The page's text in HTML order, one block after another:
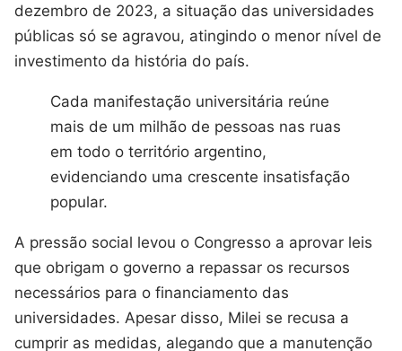
dezembro de 2023, a situação das universidades
públicas só se agravou, atingindo o menor nível de
investimento da história do país.
Cada manifestação universitária reúne
mais de um milhão de pessoas nas ruas
em todo o território argentino,
evidenciando uma crescente insatisfação
popular.
A pressão social levou o Congresso a aprovar leis
que obrigam o governo a repassar os recursos
necessários para o financiamento das
universidades. Apesar disso, Milei se recusa a
cumprir as medidas, alegando que a manutenção